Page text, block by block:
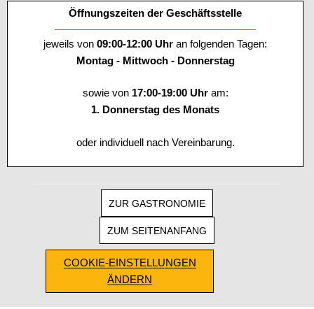
Öffnungszeiten der Geschäftsstelle
jeweils von 09:00-12:00 Uhr an folgenden Tagen:
Montag - Mittwoch - Donnerstag
sowie von 17:00-19:00 Uhram:
1. Donnerstag des Monats
oder individuell nach Vereinbarung.
ZUR GASTRONOMIE
ZUM SEITENANFANG
COOKIE-EINSTELLUNGEN
ÄNDERN